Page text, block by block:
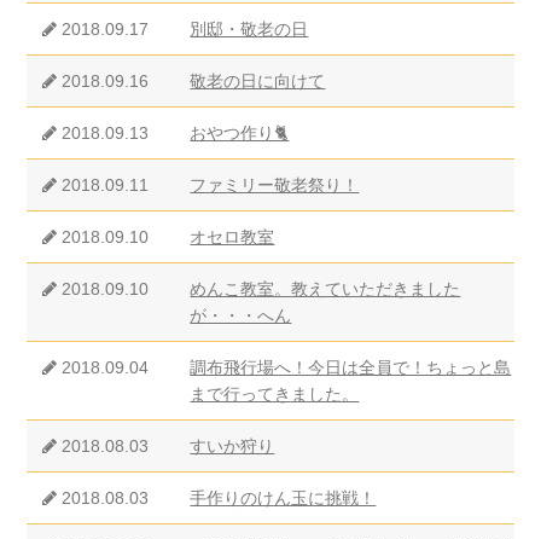
2018.09.17 別邸・敬老の日
2018.09.16 敬老の日に向けて
2018.09.13 おやつ作り🐈
2018.09.11 ファミリー敬老祭り！
2018.09.10 オセロ教室
2018.09.10
めんこ教室。教えていただきました
が・・・へん
2018.09.04
調布飛行場へ！今日は全員で！ちょっと島
まで行ってきました。
2018.08.03 すいか狩り
2018.08.03 手作りのけん玉に挑戦！